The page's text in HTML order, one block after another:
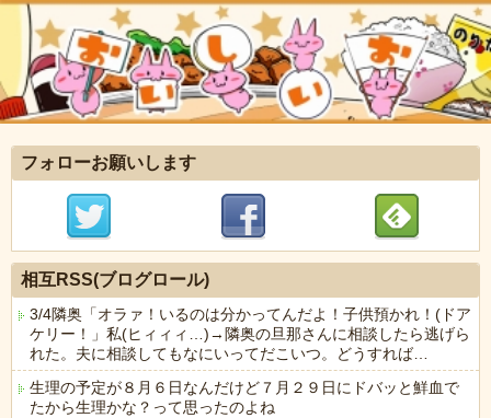
フォローお願いします
相互RSS(ブログロール)
3/4隣奥「オラァ！いるのは分かってんだよ！子供預かれ！(ドア
ケリー！」私(ヒィィィ…)→隣奥の旦那さんに相談したら逃げら
れた。夫に相談してもなにいってだこいつ。どうすれば…
生理の予定が８月６日なんだけど７月２９日にドバッと鮮血で
たから生理かな？って思ったのよね